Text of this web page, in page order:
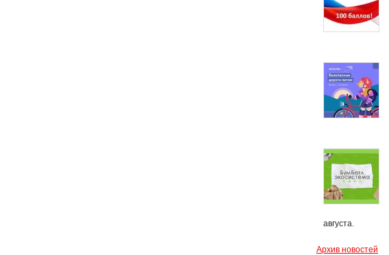
августа.
Архив новостей